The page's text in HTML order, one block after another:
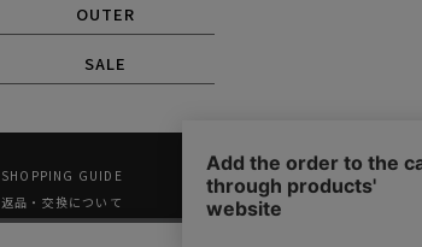
OUTER
SALE
SHOPPING GUIDE
返品・交換について
メルマガ登録